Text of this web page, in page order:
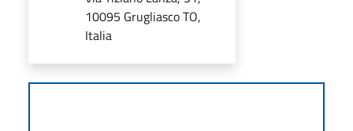
10095 Grugliasco TO,
Italia